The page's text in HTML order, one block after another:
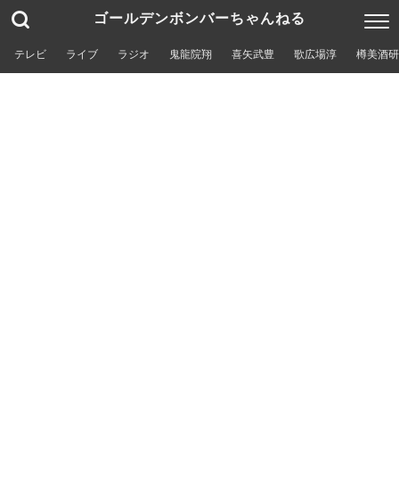
ゴールデンボンバーちゃんねる
テレビ ライブ ラジオ 鬼龍院翔 喜矢武豊 歌広場淳 樽美酒